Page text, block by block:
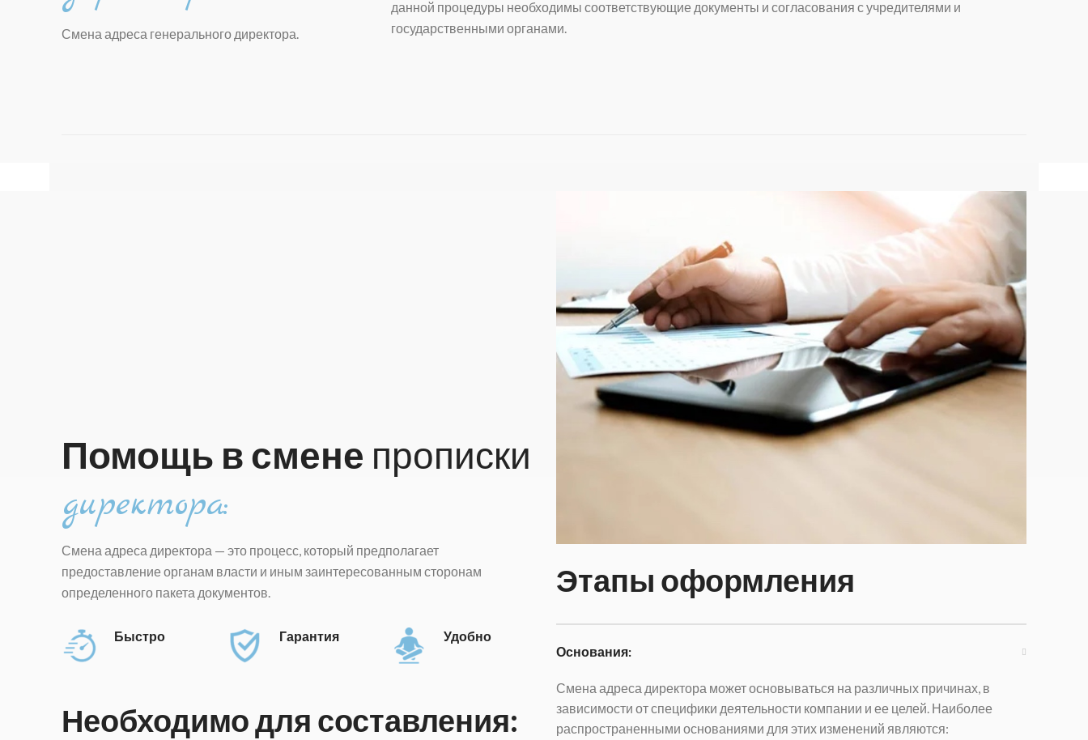
Смена адреса генерального директора.
данной процедуры необходимы соответствующие документы и согласования с учредителями и
государственными органами.
Помощь в смене прописки
директора:
Смена адреса директора — это процесс, который предполагает
предоставление органам власти и иным заинтересованным сторонам
определенного пакета документов.
Быстро Гарантия Удобно
Необходимо для составления:
Этапы оформления
Основания:
Смена адреса директора может основываться на различных причинах, в
зависимости от специфики деятельности компании и ее целей. Наиболее
распространенными основаниями для этих изменений являются: